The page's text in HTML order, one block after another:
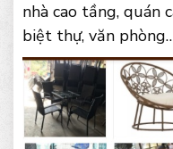
nhà cao tầng, quán
biệt thự, văn